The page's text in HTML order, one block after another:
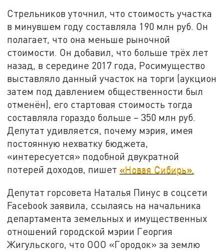
Стрельников уточнил, что стоимость участка
в минувшем году составляла 190 млн руб. Он
полагает, что она меньше рыночной
стоимости. Он добавил, что больше трёх лет
назад, в середине 2017 года, Росимущество
выставляло данный участок на торги (аукцион
затем под давлением общественности был
отменён), его стартовая стоимость тогда
составляла гораздо больше – 350 млн руб.
Депутат удивляется, почему мэрия, имея
постоянную нехватку бюджета,
«интересуется» подобной двукратной
потерей доходов, пишет «Новая Сибирь».
Депутат горсовета Наталья Пинус в соцсети
Facebook заявила, ссылаясь на начальника
департамента земельных и имущественных
отношений городской мэрии Георгия
Жигульского, что ООО «Городок» за землю